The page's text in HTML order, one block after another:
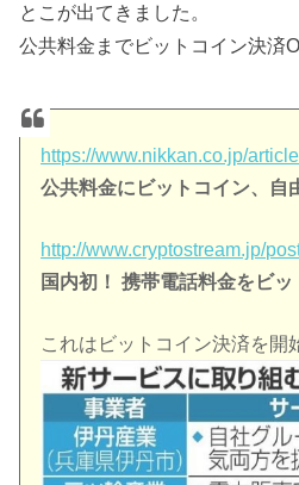
とこが出てきました。
公共料金までビットコイン決済
https://www.nikkan.co.jp/
公共料金にビットコイン、自
http://www.cryptostream.jp/
国内初！ 携帯電話料金をビ
これはビットコイン決済を開